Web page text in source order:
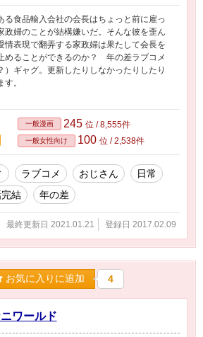
る食品輸入会社の会長はちょっと前に雇っ
政婦のことが結構嫌いだ。そんな彼を歪ん
情表現で翻弄する家政婦は果たして会長を
めることができるのか？ 年の差ラブコメ
）ギャグ。更新したりしなかったりしたり
す。
一般漫画 245 位 / 8,555件
一般女性向け 100 位 / 2,538件
ラブコメ おじさん
日常
結 年の差
最終更新日 2021.01.21 登録日 2017.02.09
お気に入りに追加 4
ワールド